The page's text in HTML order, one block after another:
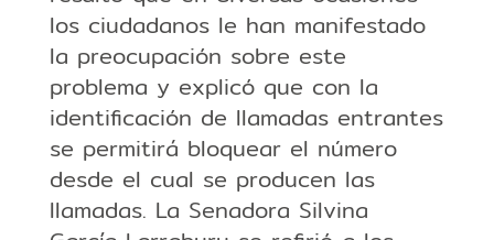
los ciudadanos le han manifestado
la preocupación sobre este
problema y explicó que con la
identificación de llamadas entrantes
se permitirá bloquear el número
desde el cual se producen las
llamadas. La Senadora Silvina